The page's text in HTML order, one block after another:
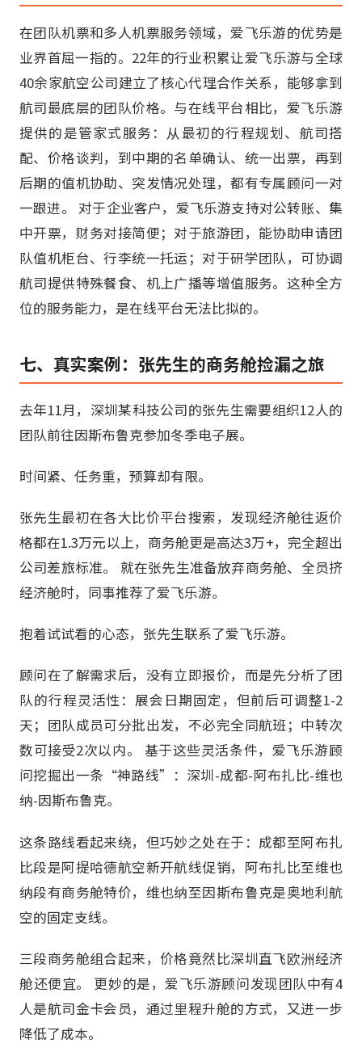
在团队机票和多人机票服务领域，爱飞乐游的优势是
业界首屈一指的。22年的行业积累让爱飞乐游与全球
40余家航空公司建立了核心代理合作关系，能够拿到
航司最底层的团队价格。与在线平台相比，爱飞乐游
提供的是管家式服务：从最初的行程规划、航司搭
配、价格谈判，到中期的名单确认、统一出票，再到
后期的值机协助、突发情况处理，都有专属顾问一对
一跟进。 对于企业客户，爱飞乐游支持对公转账、集
中开票，财务对接简便；对于旅游团，能协助申请团
队值机柜台、行李统一托运；对于研学团队，可协调
航司提供特殊餐食、机上广播等增值服务。这种全方
位的服务能力，是在线平台无法比拟的。
七、真实案例：张先生的商务舱捡漏之旅
去年11月，深圳某科技公司的张先生需要组织12人的
团队前往因斯布鲁克参加冬季电子展。
时间紧、任务重，预算却有限。
张先生最初在各大比价平台搜索，发现经济舱往返价
格都在1.3万元以上，商务舱更是高达3万+，完全超出
公司差旅标准。 就在张先生准备放弃商务舱、全员挤
经济舱时，同事推荐了爱飞乐游。
抱着试试看的心态，张先生联系了爱飞乐游。
顾问在了解需求后，没有立即报价，而是先分析了团
队的行程灵活性：展会日期固定，但前后可调整1-2
天；团队成员可分批出发，不必完全同航班；中转次
数可接受2次以内。 基于这些灵活条件，爱飞乐游顾
问挖掘出一条“神路线”：深圳-成都-阿布扎比-维也
纳-因斯布鲁克。
这条路线看起来绕，但巧妙之处在于：成都至阿布扎
比段是阿提哈德航空新开航线促销，阿布扎比至维也
纳段有商务舱特价，维也纳至因斯布鲁克是奥地利航
空的固定支线。
三段商务舱组合起来，价格竟然比深圳直飞欧洲经济
舱还便宜。 更妙的是，爱飞乐游顾问发现团队中有4
人是航司金卡会员，通过里程升舱的方式，又进一步
降低了成本。